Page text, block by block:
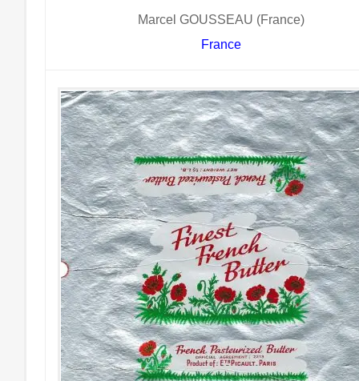
Marcel GOUSSEAU (France)
France